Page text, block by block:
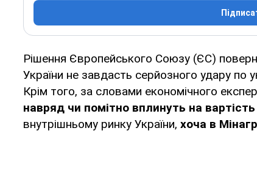
Рішення Європейського Союзу (ЄС)
України не завдасть серйозного удару по
Крім того, за словами економічного
навряд чи помітно вплинуть на вартість
внутрішньому ринку України, хоча в